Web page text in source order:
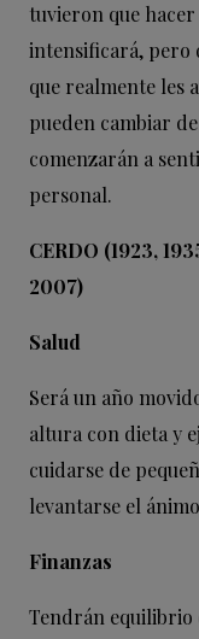
tuvieron que
intensificará, pero
que realmente les
pueden cambiar
comenzarán a
personal.
CERDO (1923,
2007)
Salud
Será un año
altura con dieta y
cuidarse de
levantarse el
Finanzas
Tendrán equilibrio